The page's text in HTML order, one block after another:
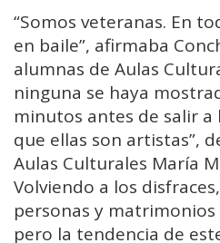
“Somos veteranas. En
en baile”, afirmaba
alumnas de Aulas
ninguna se haya
minutos antes de salir a
que ellas son artistas”,
Aulas Culturales María
Volviendo a los
personas y
pero la tendencia de